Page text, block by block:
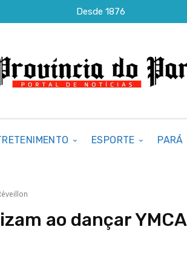
Desde 1876
ESPORTE PARÁ
ao dançar YMCA